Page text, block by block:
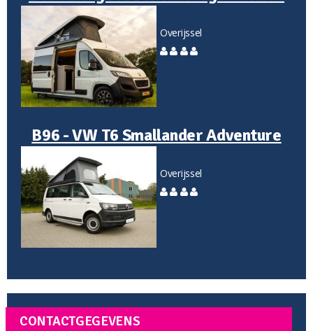
Overijssel
B96 - VW T6 Smallander Adventure
Overijssel
CONTACTGEGEVENS